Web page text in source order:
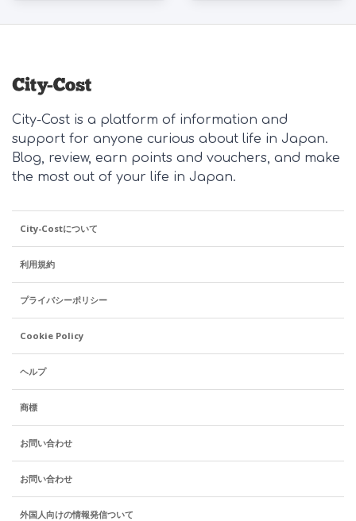
City-Cost is a platform of information and
support for anyone curious about life in Japan.
Blog, review, earn points and vouchers, and make
the most out of your life in Japan.
City-Costについて
利用規約
プライバシーポリシー
Cookie Policy
ヘルプ
商標
お問い合わせ
お問い合わせ
外国人向けの情報発信ついて